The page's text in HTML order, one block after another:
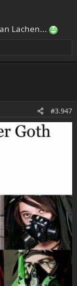
Lachen...
#3.947